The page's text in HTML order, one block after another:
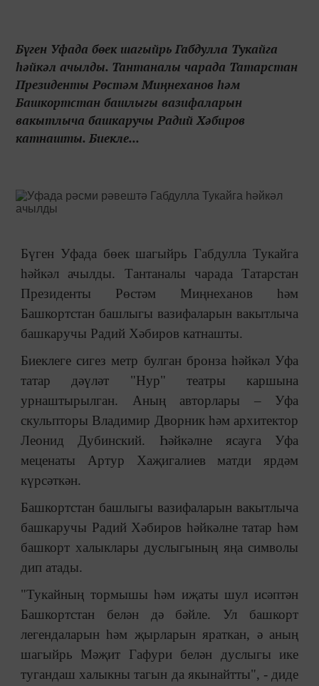
Бүген Уфада бөек шагыйрь Габдулла Тукайга
һәйкәл ачылды. Тантаналы чарада Татарстан
Президенты Рөстәм Миңнеханов һәм
Башкортстан башлыгы вазифаларын
вакытлыча башкаручы Радий Хәбиров
катнашты. Биекле...
Бүген Уфада бөек шагыйрь Габдулла Тукайга
һәйкәл ачылды. Тантаналы чарада Татарстан
Президенты Рөстәм Миңнеханов һәм
Башкортстан башлыгы вазифаларын вакытлыча
башкаручы Радий Хәбиров катнашты.
Биеклеге сигез метр булган бронза һәйкәл Уфа
татар дәүләт "Нур" театры каршына
урнаштырылган. Аның авторлары – Уфа
скульпторы Владимир Дворник һәм архитектор
Леонид Дубинский. Һәйкәлне ясауга Уфа
меценаты Артур Хаҗигалиев матди ярдәм
күрсәткән.
Башкортстан башлыгы вазифаларын вакытлыча
башкаручы Радий Хәбиров һәйкәлне татар һәм
башкорт халыклары дуслыгының яңа символы
дип атады.
"Тукайның тормышы һәм иҗаты шул исәптән
Башкортстан белән дә бәйле. Ул башкорт
легендаларын һәм җырларын яраткан, ә аның
шагыйрь Мәҗит Гафури белән дуслыгы ике
тугандаш халыкны тагын да якынайтты", - диде